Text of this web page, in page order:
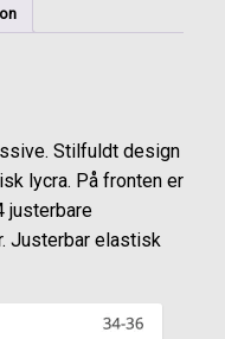
Stilfuldt design
lycra. På fronten er
justerbare
Justerbar elastisk